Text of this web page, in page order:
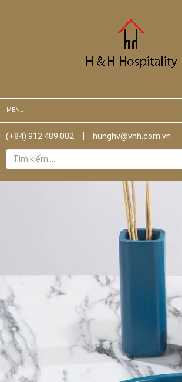
MENU
(+84) 912 489 002
hunghv@vhh.com.vn
Tìm
kiếm
cho: